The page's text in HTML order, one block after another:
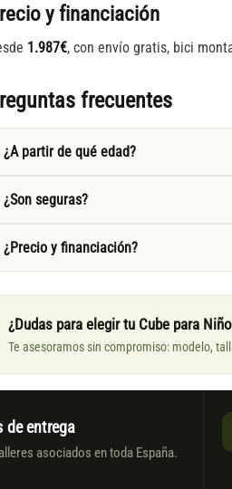
y financiación
1.987€, con envío gratis, bici
frecuentes
¿A partir de qué edad?
¿Son seguras?
¿Precio y financiación?
¿Dudas para elegir tu Cube para
Te asesoramos sin compromiso: modelo,
de entrega
asociados en toda España.